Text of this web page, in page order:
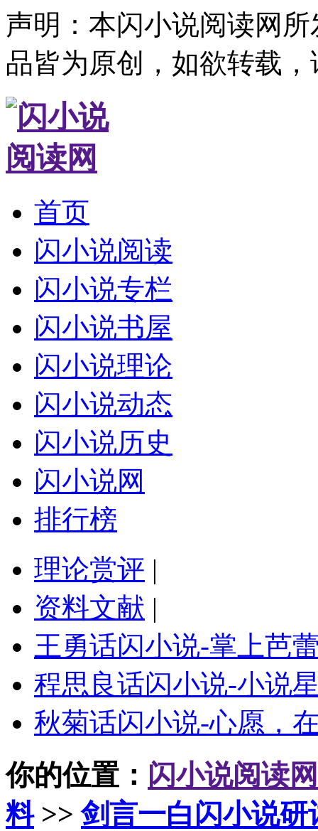
声明：本闪小说阅读网
品皆为原创，如欲转载
首页
闪小说阅读
闪小说专栏
闪小说书屋
闪小说理论
闪小说动态
闪小说历史
闪小说网
排行榜
理论赏评 |
资料文献 |
王勇话闪小说-掌上芭
程思良话闪小说-小说
秋菊话闪小说-心愿，
你的位置： 闪小说阅读网
料>>剑言一白闪小说研